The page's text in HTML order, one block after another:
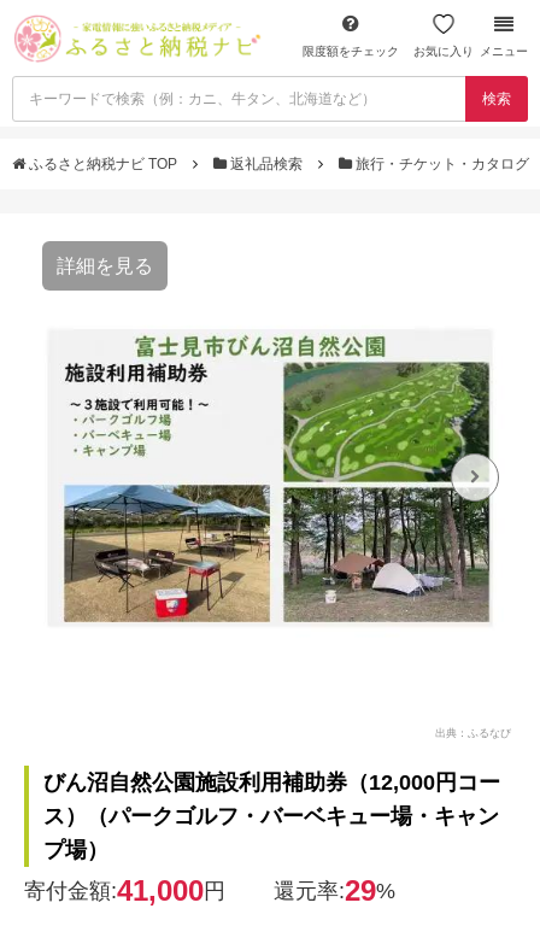
限度額をチェック お気に入り メニュー
検索
ふるさと納税ナビ TOP 返礼品検索 旅行・チケット・カタログ
詳細を見る
出典：ふるなび
びん沼自然公園施設利用補助券（12,000円コー
ス）（パークゴルフ・バーベキュー場・キャン
プ場）
寄付金額:41,000円 還元率:29%